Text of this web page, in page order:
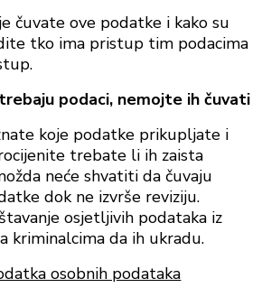
čuvate ove podatke i kako su
tko ima pristup tim podacima
podaci, nemojte ih čuvati
koje podatke prikupljate i
trebate li ih zaista
neće shvatiti da čuvaju
dok ne izvrše reviziju.
osjetljivih podataka iz
kriminalcima da ih ukradu.
osobnih podataka